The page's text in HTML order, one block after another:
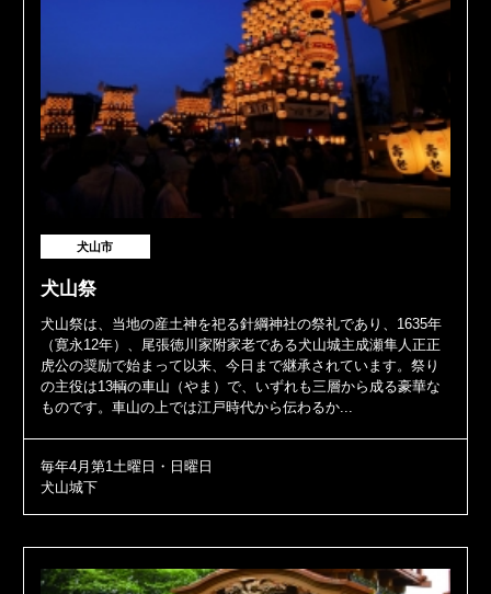
犬山市
犬山祭
犬山祭は、当地の産土神を祀る針綱神社の祭礼であり、1635年
（寛永12年）、尾張徳川家附家老である犬山城主成瀬隼人正正
虎公の奨励で始まって以来、今日まで継承されています。祭り
の主役は13輌の車山（やま）で、いずれも三層から成る豪華な
ものです。車山の上では江戸時代から伝わるか...
毎年4月第1土曜日・日曜日
犬山城下